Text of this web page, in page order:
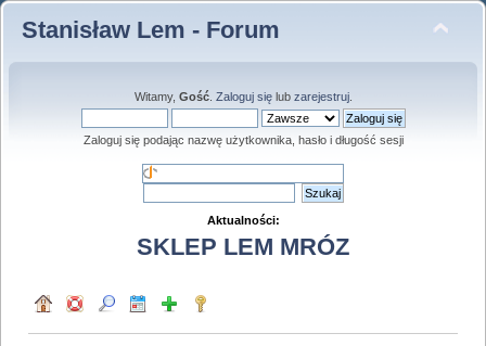
Stanisław Lem - Forum
Witamy, Gość. Zaloguj sięlub zarejestruj.
Zaloguj się podając nazwę użytkownika, hasło i długość sesji
Aktualności:
SKLEP LEM MRÓZ